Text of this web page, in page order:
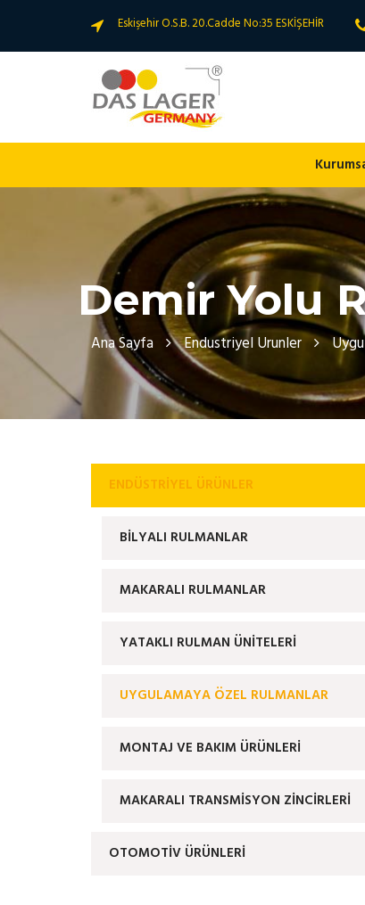
Eskişehir O.S.B. 20.Cadde No:35 ESKİŞEHİR
Demir Yolu
Ana Sayfa Endustriyel Urunler
ENDÜSTRIYEL ÜRÜNLER
BİLYALI RULMANLAR
MAKARALI RULMANLAR
YATAKLI RULMAN ÜNİTELERİ
UYGULAMAYA ÖZEL RULMANLAR
MONTAJ VE BAKIM ÜRÜNLERİ
MAKARALI TRANSMİSYON ZİNCİRLERİ
OTOMOTIV ÜRÜNLERI